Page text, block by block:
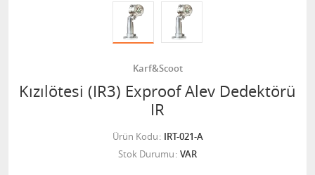
Karf&Scoot
Kızılötesi (IR3) Exproof Alev Dedektörü
IR
Ürün Kodu IRT-021-A
Stok Durumu VAR